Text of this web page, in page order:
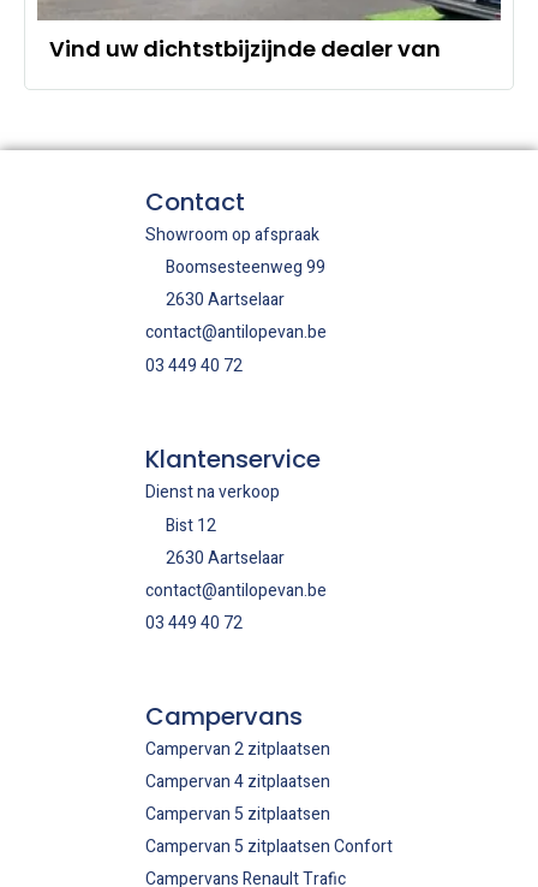
Vind uw dichtstbijzijnde dealer van
Contact
Showroom op afspraak
Boomsesteenweg 99
2630 Aartselaar
contact@antilopevan.be
03 449 40 72
Klantenservice
Dienst na verkoop
Bist 12
2630 Aartselaar
contact@antilopevan.be
03 449 40 72
Campervans
Campervan 2 zitplaatsen
Campervan 4 zitplaatsen
Campervan 5 zitplaatsen
Campervan 5 zitplaatsen Confort
Campervans Renault Trafic